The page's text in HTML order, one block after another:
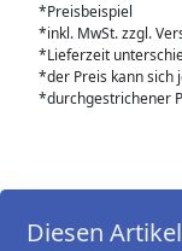
*Preisbeispiel
*inkl. MwSt. zzgl.
*Lieferzeit
*der Preis kann sich
*durchgestrichener
Diesen